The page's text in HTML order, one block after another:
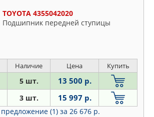
TOYOTA 4355042020
Подшипник передней ступицы
Наличие Цена Купить
5 шт. 13 500 р.
3 шт. 15 997 р.
(1) за 26 676 р.